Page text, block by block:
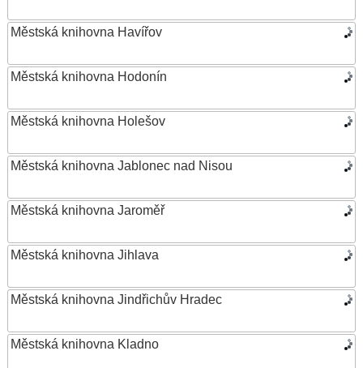
Městská knihovna Havířov
Městská knihovna Hodonín
Městská knihovna Holešov
Městská knihovna Jablonec nad Nisou
Městská knihovna Jaroměř
Městská knihovna Jihlava
Městská knihovna Jindřichův Hradec
Městská knihovna Kladno